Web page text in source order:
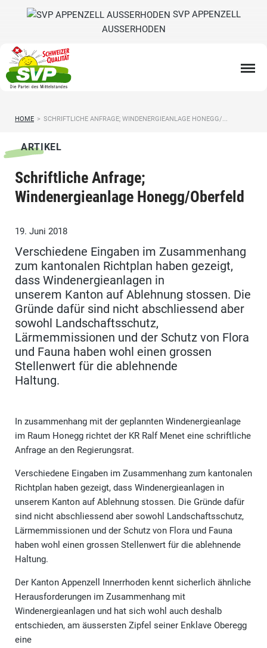
SVP APPENZELL
AUSSERHODEN
HOME > SCHRIFTLICHE ANFRAGE; WINDENERGIEANLAGE HONEGG/...
ARTIKEL
Schriftliche Anfrage;
Windenergieanlage Honegg/Oberfeld
19. Juni 2018
Verschiedene Eingaben im Zusammenhang
zum kantonalen Richtplan haben gezeigt,
dass Windenergieanlagen in
unserem Kanton auf Ablehnung stossen. Die
Gründe dafür sind nicht abschliessend aber
sowohl Landschaftsschutz,
Lärmemmissionen und der Schutz von Flora
und Fauna haben wohl einen grossen
Stellenwert für die ablehnende
Haltung.
In zusammenhang mit der geplannten Windenergieanlage
im Raum Honegg richtet der KR Ralf Menet eine schriftliche
Anfrage an den Regierungsrat.
Verschiedene Eingaben im Zusammenhang zum kantonalen
Richtplan haben gezeigt, dass Windenergieanlagen in
unserem Kanton auf Ablehnung stossen. Die Gründe dafür
sind nicht abschliessend aber sowohl Landschaftsschutz,
Lärmemmissionen und der Schutz von Flora und Fauna
haben wohl einen grossen Stellenwert für die ablehnende
Haltung.
Der Kanton Appenzell Innerrhoden kennt sicherlich ähnliche
Herausforderungen im Zusammenhang mit
Windenergieanlagen und hat sich wohl auch deshalb
entschieden, am äussersten Zipfel seiner Enklave Oberegg
eine